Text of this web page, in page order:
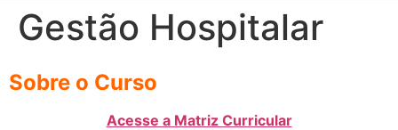
Gestão Hospitalar
Sobre o Curso
Acesse a Matriz Curricular